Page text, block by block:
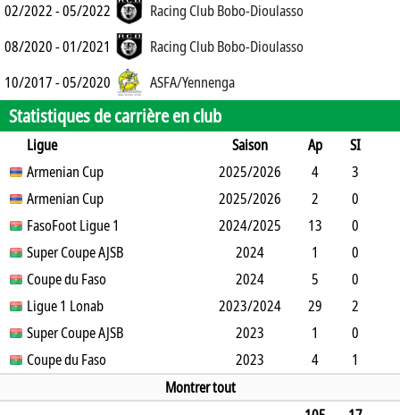
02/2022 - 05/2022
Racing Club Bobo-Dioulasso
08/2020 - 01/2021
Racing Club Bobo-Dioulasso
10/2017 - 05/2020
ASFA/Yennenga
Statistiques de carrière en club
Ligue Saison Ap
SI
SO
B B 2J CR Min
Armenian Cup 2025/2026 4
3
1
3 2 0 0 154
Armenian Cup 2025/2026 2
0
2
0 0 0 0 157
FasoFoot Ligue 1 2024/2025 13
0
3
0 1 0 1131
Super Coupe AJSB 2024 1
0
0
0 0 0 90
Coupe du Faso 2024 5
0
0
0 0 0 0 480
Ligue 1 Lonab 2023/2024 29
2
19
3 10 0 2210
Super Coupe AJSB 2023 1
0
0
0 0 0 90
Coupe du Faso 2023 4
1
0 0
Montrer tout